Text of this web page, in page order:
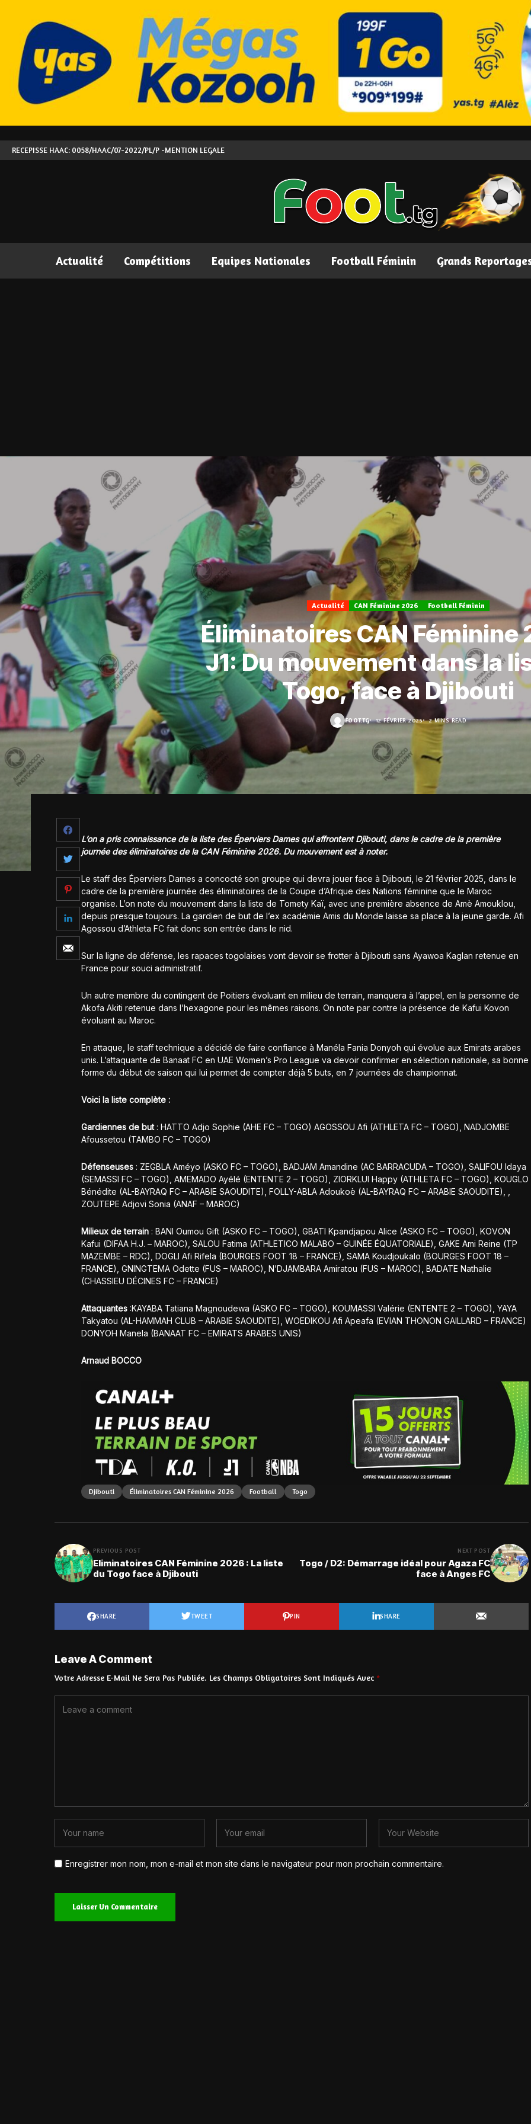
RECEPISSE HAAC: 0058/HAAC/07-2022/PL/P -MENTION LEGALE
Actualité Compétitions Equipes Nationales Football Féminin Grands
Actualité CAN Féminine 2026 Football Féminin
Éliminatoires CAN Féminine
J1: Du mouvement dans la
Togo, face à Djibouti
FOOT.TG 12 FÉVRIER 2025 2 MINS READ
L’on a pris connaissance de la liste des Éperviers Dames qui affrontent Djibouti, dans le cadre de la première
journée des éliminatoires de la CAN Féminine 2026. Du mouvement est à noter.
Le staff des Éperviers Dames a concocté son groupe qui devra jouer face à Djibouti, le 21 février 2025, dans le
cadre de la première journée des éliminatoires de la Coupe d’Afrique des Nations féminine que le Maroc
organise. L’on note du mouvement dans la liste de Tomety Kaï, avec une première absence de Amè Amouklou,
depuis presque toujours. La gardien de but de l’ex académie Amis du Monde laisse sa place à la jeune garde. Afi
Agossou d’Athleta FC fait donc son entrée dans le nid.
Sur la ligne de défense, les rapaces togolaises vont devoir se frotter à Djibouti sans Ayawoa Kaglan retenue en
France pour souci administratif.
Un autre membre du contingent de Poitiers évoluant en milieu de terrain, manquera à l’appel, en la personne de
Akofa Akiti retenue dans l’hexagone pour les mêmes raisons. On note par contre la présence de Kafui Kovon
évoluant au Maroc.
En attaque, le staff technique a décidé de faire confiance à Manéla Fania Donyoh qui évolue aux Emirats arabes
unis. L’attaquante de Banaat FC en UAE Women’s Pro League va devoir confirmer en sélection nationale, sa bonne
forme du début de saison qui lui permet de compter déjà 5 buts, en 7 journées de championnat.
Voici la liste complète :
Gardiennes de but : HATTO Adjo Sophie (AHE FC – TOGO) AGOSSOU Afi (ATHLETA FC – TOGO), NADJOMBE
Afoussetou (TAMBO FC – TOGO)
Défenseuses : ZEGBLA Améyo (ASKO FC – TOGO), BADJAM Amandine (AC BARRACUDA – TOGO), SALIFOU Idaya
(SEMASSI FC – TOGO), AMEMADO Ayélé (ENTENTE 2 – TOGO), ZIORKLUI Happy (ATHLETA FC – TOGO), KOUGLO
Bénédite (AL-BAYRAQ FC – ARABIE SAOUDITE), FOLLY-ABLA Adoukoè (AL-BAYRAQ FC – ARABIE SAOUDITE), ,
ZOUTEPE Adjovi Sonia (ANAF – MAROC)
Milieux de terrain : BANI Oumou Gift (ASKO FC – TOGO), GBATI Kpandjapou Alice (ASKO FC – TOGO), KOVON
Kafui (DIFAA H.J. – MAROC), SALOU Fatima (ATHLETICO MALABO – GUINÉE ÉQUATORIALE), GAKE Ami Reine (TP
MAZEMBE – RDC), DOGLI Afi Rifela (BOURGES FOOT 18 – FRANCE), SAMA Koudjoukalo (BOURGES FOOT 18 –
FRANCE), GNINGTEMA Odette (FUS – MAROC), N’DJAMBARA Amiratou (FUS – MAROC), BADATE Nathalie
(CHASSIEU DÉCINES FC – FRANCE)
Attaquantes :KAYABA Tatiana Magnoudewa (ASKO FC – TOGO), KOUMASSI Valérie (ENTENTE 2 – TOGO), YAYA
Takyatou (AL-HAMMAH CLUB – ARABIE SAOUDITE), WOEDIKOU Afi Apeafa (EVIAN THONON GAILLARD – FRANCE)
DONYOH Manela (BANAAT FC – EMIRATS ARABES UNIS)
Arnaud BOCCO
Djibouti Éliminatoires CAN Féminine 2026 Football Togo
PREVIOUS POST
Eliminatoires CAN Féminine 2026 : La liste
du Togo face à Djibouti
NEXT POST
Togo / D2: Démarrage idéal pour Agaza FC
face à Anges FC
SHARE TWEET PIN SHARE
Leave A Comment
Votre Adresse E-Mail Ne Sera Pas Publiée. Les Champs Obligatoires Sont Indiqués Avec *
Enregistrer mon nom, mon e-mail et mon site dans le navigateur pour mon prochain commentaire.